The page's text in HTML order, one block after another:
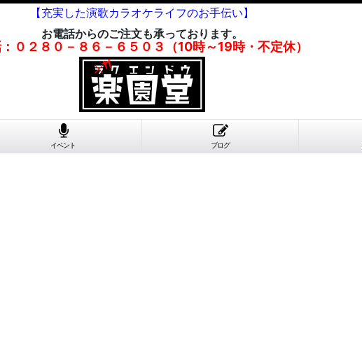
【充実した演歌カラオケライフのお手伝い】
お電話からのご注文も承っております。
０２８０－８６－６５０３（10時～19時・不定休）
イベント ブログ